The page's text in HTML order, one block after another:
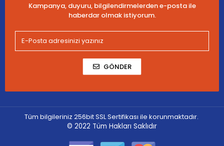
Kampanya, duyuru, bilgilendirmelerden e-posta ile
haberdar olmak istiyorum.
GÖNDER
Tüm bilgileriniz 256bit SSL Sertifikası ile korunmaktadır.
© 2022 Tüm Hakları Saklıdır